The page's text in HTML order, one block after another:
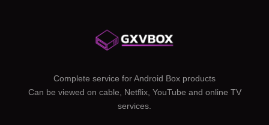
Complete service for Android Box products
Can be viewed on cable, Netflix, YouTube and online TV
services.